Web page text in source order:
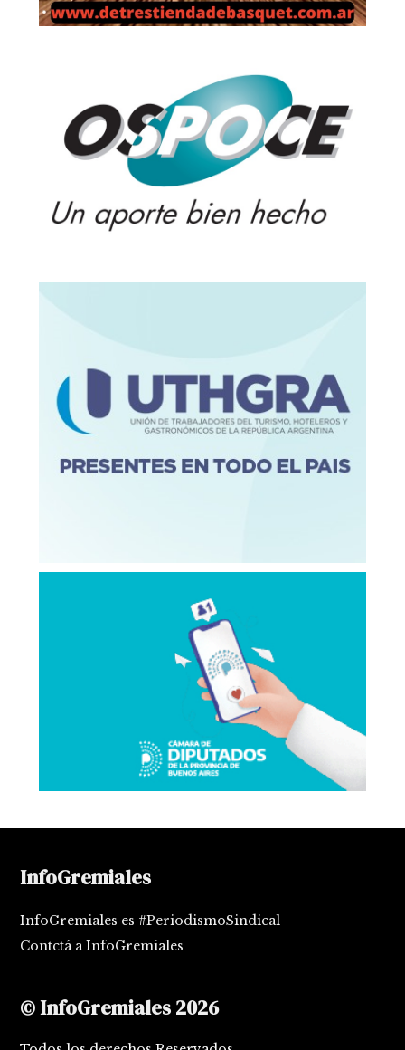
InfoGremiales
InfoGremiales es #PeriodismoSindical
Contctá a InfoGremiales
© InfoGremiales 2026